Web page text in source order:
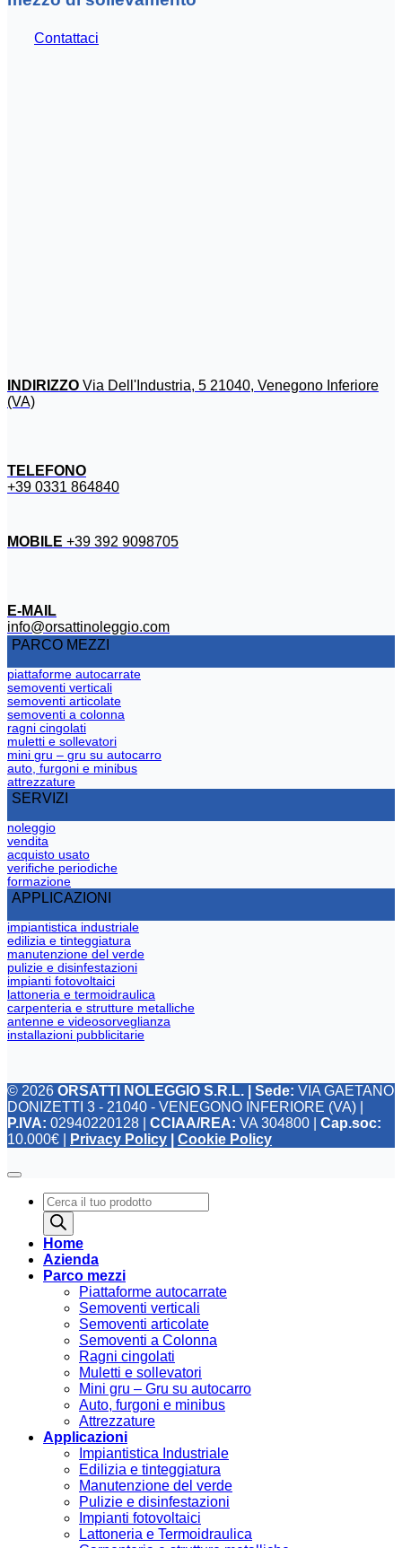
Contattaci
INDIRIZZO Via Dell'Industria, 5 21040, Venegono Inferiore
(VA)
TELEFONO
+39 0331 864840
MOBILE +39 392 9098705
E-MAIL
info@orsattinoleggio.com
PARCO MEZZI
piattaforme autocarrate
semoventi verticali
semoventi articolate
semoventi a colonna
ragni cingolati
muletti e sollevatori
mini gru – gru su autocarro
auto, furgoni e minibus
attrezzature
SERVIZI
noleggio
vendita
acquisto usato
verifiche periodiche
formazione
APPLICAZIONI
impiantistica industriale
edilizia e tinteggiatura
manutenzione del verde
pulizie e disinfestazioni
impianti fotovoltaici
lattoneria e termoidraulica
carpenteria e strutture metalliche
antenne e videosorveglianza
installazioni pubblicitarie
© 2026 ORSATTI NOLEGGIO S.R.L. | Sede: VIA GAETANO
DONIZETTI 3 - 21040 - VENEGONO INFERIORE (VA) |
P.IVA: 02940220128 | CCIAA/REA: VA 304800 | Cap.soc:
10.000€ |
Privacy Policy Cookie Policy
Products
search
Home
Azienda
Parco mezzi
Piattaforme autocarrate
Semoventi verticali
Semoventi articolate
Semoventi a Colonna
Ragni cingolati
Muletti e sollevatori
Mini gru – Gru su autocarro
Auto, furgoni e minibus
Attrezzature
Applicazioni
Impiantistica Industriale
Edilizia e tinteggiatura
Manutenzione del verde
Pulizie e disinfestazioni
Impianti fotovoltaici
Lattoneria e Termoidraulica